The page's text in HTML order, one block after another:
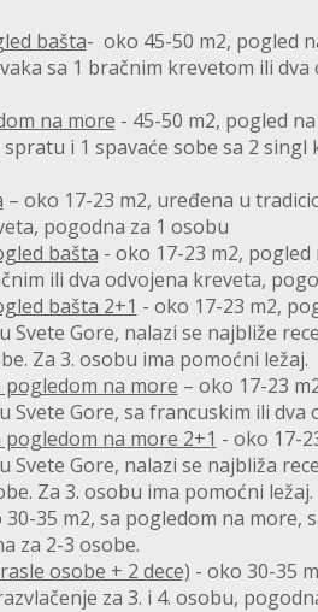
bašta- oko 45-50 m2, pogled
sa 1 bračnim krevetom ili
na more - 45-50 m2, pogled
i 1 spavaće sobe sa 2
– oko 17-23 m2, uređena u
pogodna za 1 osobu
bašta - oko 17-23 m2,
ili dva odvojena kreveta,
bašta 2+1 - oko 17-23 m2,
Gore, nalazi se najbliže
Za 3. osobu ima pomoćni ležaj.
pogledom na more – oko 17-23
Gore, sa francuskim ili dva
na more 2+1 - oko 17-
Gore, nalazi se najbliža
Za 3. osobu ima pomoćni ležaj.
30-35 m2, sa pogledom na more,
za 2-3 osobe.
osobe + 2 dece) - oko 30-35
za 3. i 4. osobu,